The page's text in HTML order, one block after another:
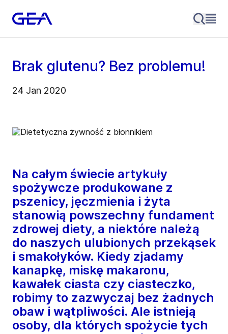
Brak glutenu? Bez problemu!
24 Jan 2020
Na całym świecie artykuły
spożywcze produkowane z
pszenicy, jęczmienia i żyta
stanowią powszechny fundament
zdrowej diety, a niektóre należą
do naszych ulubionych przekąsek
i smakołyków. Kiedy zjadamy
kanapkę, miskę makaronu,
kawałek ciasta czy ciasteczko,
robimy to zazwyczaj bez żadnych
obaw i wątpliwości. Ale istnieją
osoby, dla których spożycie tych